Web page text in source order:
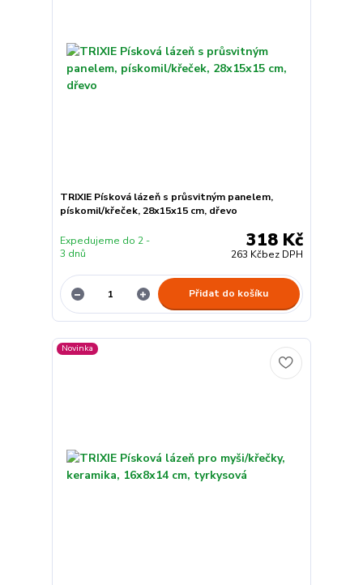
TRIXIE Písková lázeň s průsvitným panelem,
pískomil/křeček, 28x15x15 cm, dřevo
318 Kč
263 Kčbez DPH
Expedujeme do 2 -
3 dnů
Přidat do košíku
Novinka